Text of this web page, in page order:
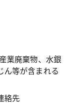
業廃棄物、水銀
ん等が含まれる
絡先